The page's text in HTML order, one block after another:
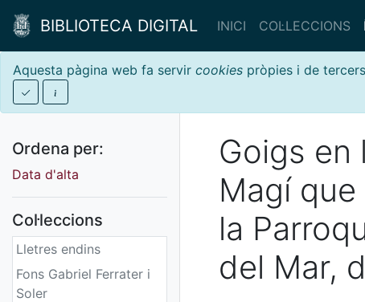
BIBLIOTECA DIGITAL INICI COL·LECCIONS
Aquesta pàgina web fa servir cookies pròpies i de
Ordena per:
Data d'alta
Col·leccions
Lletres endins
Fons Gabriel Ferrater i
Soler
Goigs en
Magí
la
del Mar,